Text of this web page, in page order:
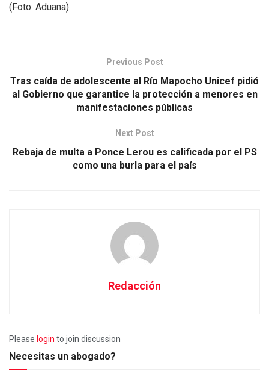
(Foto: Aduana).
Previous Post
Tras caída de adolescente al Río Mapocho Unicef pidió
al Gobierno que garantice la protección a menores en
manifestaciones públicas
Next Post
Rebaja de multa a Ponce Lerou es calificada por el PS
como una burla para el país
Redacción
Please login to join discussion
Necesitas un abogado?